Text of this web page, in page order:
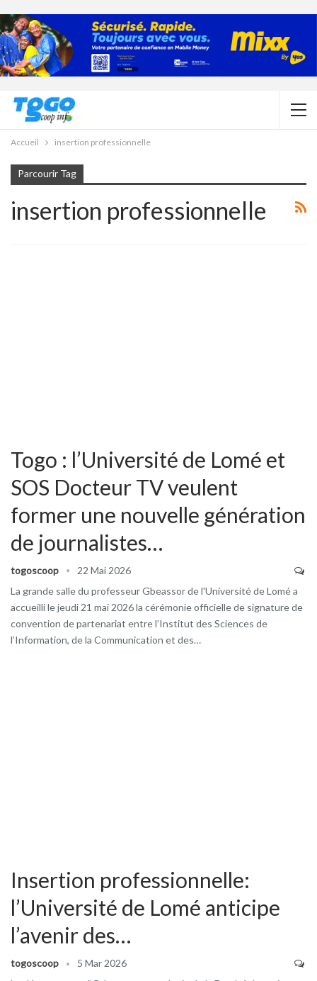
Accueil insertion professionnelle
Parcourir Tag
insertion professionnelle
Togo : l’Université de Lomé et
SOS Docteur TV veulent
former une nouvelle génération
de journalistes…
togoscoop
22 Mai 2026
La grande salle du professeur Gbeassor de l'Université de Lomé a
accueilli le jeudi 21 mai 2026 la cérémonie officielle de signature de
convention de partenariat entre l’Institut des Sciences de
l’Information, de la Communication et des…
Insertion professionnelle:
l’Université de Lomé anticipe
l’avenir des…
togoscoop
5 Mar 2026